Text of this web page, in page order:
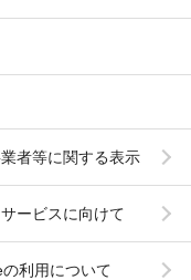
者等に関する表示
ービスに向けて
利用について